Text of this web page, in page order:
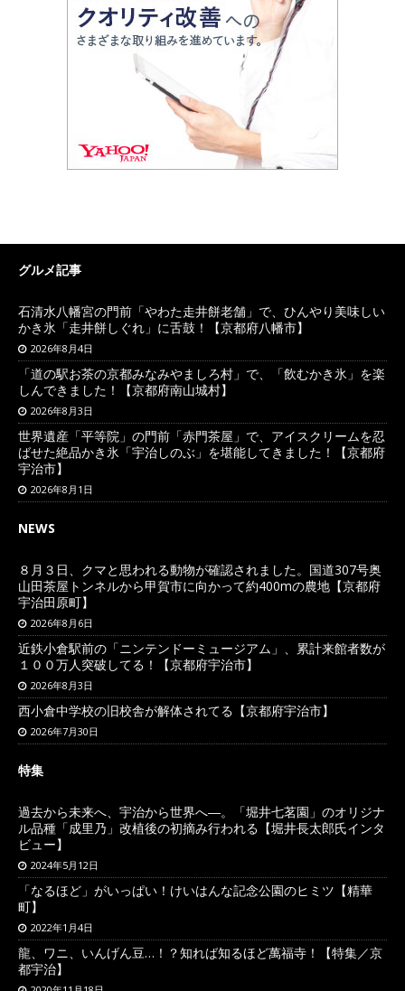
グルメ記事
石清水八幡宮の門前「やわた走井餅老舗」で、ひんやり美味しい
かき氷「走井餅しぐれ」に舌鼓！【京都府八幡市】
2026年8月4日
「道の駅お茶の京都みなみやましろ村」で、「飲むかき氷」を楽
しんできました！【京都府南山城村】
2026年8月3日
世界遺産「平等院」の門前「赤門茶屋」で、アイスクリームを忍
ばせた絶品かき氷「宇治しのぶ」を堪能してきました！【京都府
宇治市】
2026年8月1日
NEWS
８月３日、クマと思われる動物が確認されました。国道307号奥
山田茶屋トンネルから甲賀市に向かって約400mの農地【京都府
宇治田原町】
2026年8月6日
近鉄小倉駅前の「ニンテンドーミュージアム」、累計来館者数が
１００万人突破してる！【京都府宇治市】
2026年8月3日
西小倉中学校の旧校舎が解体されてる【京都府宇治市】
2026年7月30日
特集
過去から未来へ、宇治から世界へ―。「堀井七茗園」のオリジナ
ル品種「成里乃」改植後の初摘み行われる【堀井長太郎氏インタ
ビュー】
2024年5月12日
「なるほど」がいっぱい！けいはんな記念公園のヒミツ【精華
町】
2022年1月4日
龍、ワニ、いんげん豆…！？知れば知るほど萬福寺！【特集／京
都宇治】